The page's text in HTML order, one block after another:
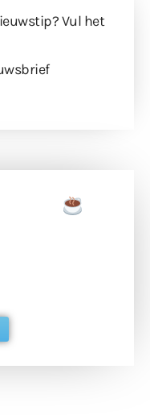
Vul het